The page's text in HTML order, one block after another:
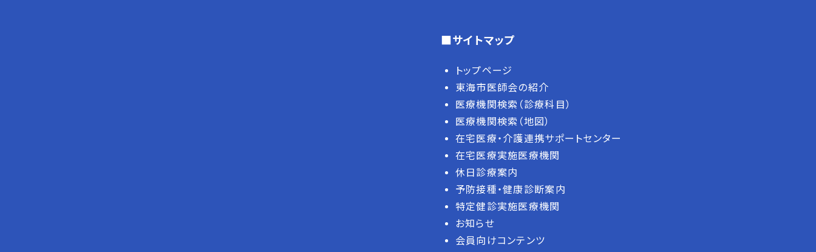
■サイトマップ
トップページ
東海市医師会の紹介
医療機関検索（診療科目）
医療機関検索（地図）
在宅医療・介護連携サポートセンター
在宅医療実施医療機関
休日診療案内
予防接種・健康診断案内
特定健診実施医療機関
お知らせ
会員向けコンテンツ